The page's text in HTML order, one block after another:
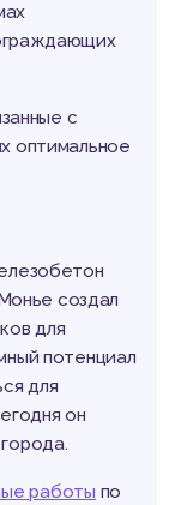
с
оптимальное
создал
для
потенциал
для
он
работы по